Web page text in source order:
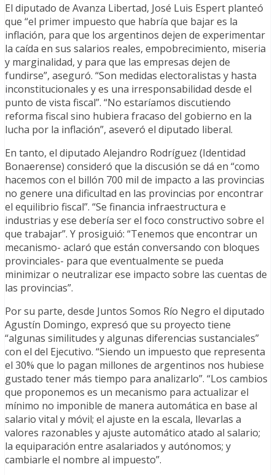
El diputado de Avanza Libertad, José Luis Espert planteó
que “el primer impuesto que habría que bajar es la
inflación, para que los argentinos dejen de experimentar
la caída en sus salarios reales, empobrecimiento, miseria
y marginalidad, y para que las empresas dejen de
fundirse”, aseguró. “Son medidas electoralistas y hasta
inconstitucionales y es una irresponsabilidad desde el
punto de vista fiscal”. “No estaríamos discutiendo
reforma fiscal sino hubiera fracaso del gobierno en la
lucha por la inflación”, aseveró el diputado liberal.
En tanto, el diputado Alejandro Rodríguez (Identidad
Bonaerense) consideró que la discusión se dá en “como
hacemos con el billón 700 mil de impacto a las provincias
no genere una dificultad en las provincias por encontrar
el equilibrio fiscal”. “Se financia infraestructura e
industrias y ese debería ser el foco constructivo sobre el
que trabajar”. Y prosiguió: “Tenemos que encontrar un
mecanismo- aclaró que están conversando con bloques
provinciales- para que eventualmente se pueda
minimizar o neutralizar ese impacto sobre las cuentas de
las provincias”.
Por su parte, desde Juntos Somos Río Negro el diputado
Agustín Domingo, expresó que su proyecto tiene
“algunas similitudes y algunas diferencias sustanciales”
con el del Ejecutivo. “Siendo un impuesto que representa
el 30% que lo pagan millones de argentinos nos hubiese
gustado tener más tiempo para analizarlo”. “Los cambios
que proponemos es un mecanismo para actualizar el
mínimo no imponible de manera automática en base al
salario vital y móvil; el ajuste en la escala, llevarlas a
valores razonables y ajuste automático atado al salario;
la equiparación entre asalariados y autónomos; y
cambiarle el nombre al impuesto”.